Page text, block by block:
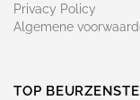
Privacy Policy
Algemene
TOP